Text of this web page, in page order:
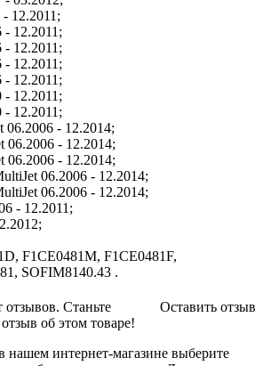
12.2011;
12.2011;
12.2011;
12.2011;
12.2011;
12.2011;
12.2011;
06.2006 - 12.2014;
06.2006 - 12.2014;
06.2006 - 12.2014;
06.2006 - 12.2014;
06.2006 - 12.2014;
- 12.2011;
F1CE0481M, F1CE0481F,
SOFIM8140.43 .
Оставить отзыв
отзывов. Станьте
об этом товаре!
нашем интернет-магазине выберите